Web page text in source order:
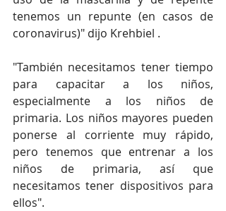
tenemos un repunte (en casos de
coronavirus)" dijo Krehbiel .
"También necesitamos tener tiempo
para capacitar a los niños,
especialmente a los niños de
primaria. Los niños mayores pueden
ponerse al corriente muy rápido,
pero tenemos que entrenar a los
niños de primaria, así que
necesitamos tener dispositivos para
ellos".